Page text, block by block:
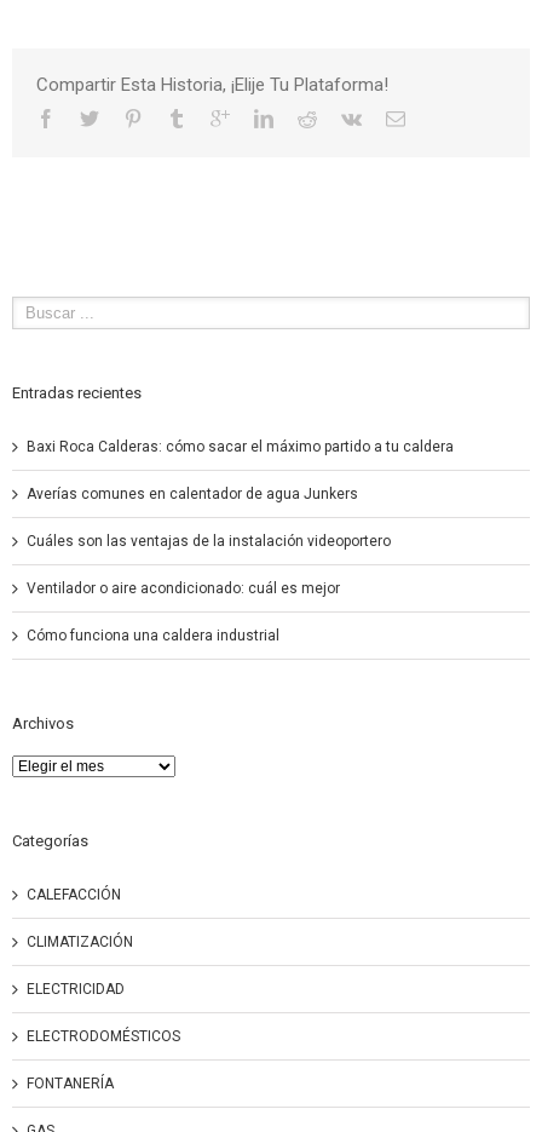
Compartir Esta Historia, ¡Elije Tu Plataforma!
Entradas recientes
Baxi Roca Calderas: cómo sacar el máximo partido a tu caldera
Averías comunes en calentador de agua Junkers
Cuáles son las ventajas de la instalación videoportero
Ventilador o aire acondicionado: cuál es mejor
Cómo funciona una caldera industrial
Archivos
Archivos
Categorías
CALEFACCIÓN
CLIMATIZACIÓN
ELECTRICIDAD
ELECTRODOMÉSTICOS
FONTANERÍA